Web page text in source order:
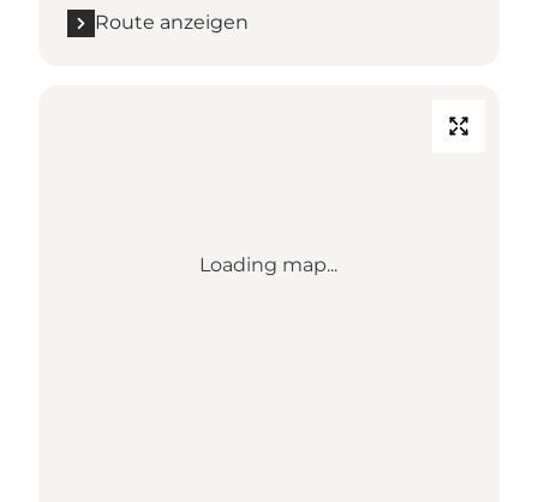
Route anzeigen
Loading map...